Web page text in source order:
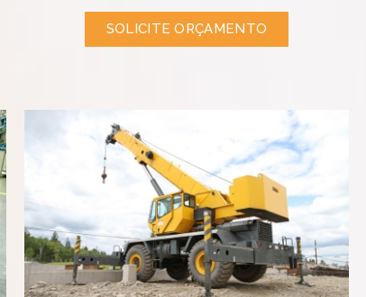
SOLICITE ORÇAMENTO